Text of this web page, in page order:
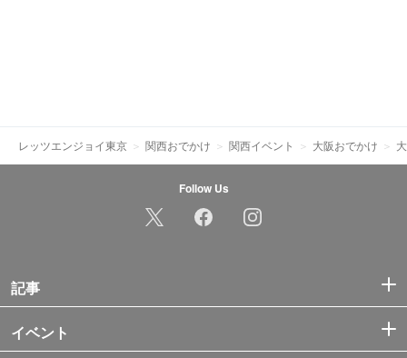
レッツエンジョイ東京 関西おでかけ 関西イベント 大阪おでかけ
Follow Us
記事
イベント